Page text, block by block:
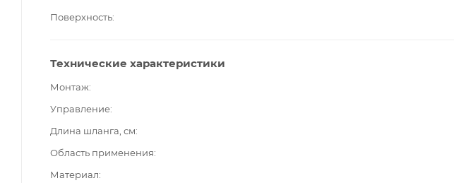
Поверхность
Технические характеристики
Монтаж
Управление
Длина шланга, см
Область применения
Материал